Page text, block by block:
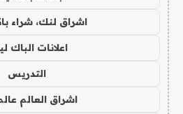
اشراق لنك، شراء
اعلانات الباك
التدريس
اشراق العالم